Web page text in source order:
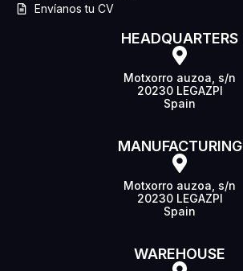
Envíanos tu CV
HEADQUARTERS
Motxorro auzoa, s/n
20230 LEGAZPI
Spain
MANUFACTURING
Motxorro auzoa, s/n
20230 LEGAZPI
Spain
WAREHOUSE